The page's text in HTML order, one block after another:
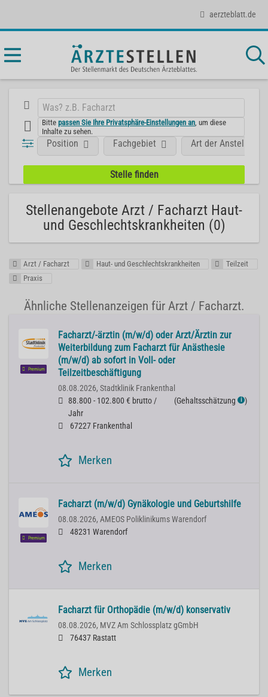
aerzteblatt.de
Bittepassen Sie Ihre Privatsphäre-Einstellungen an , um diese
Inhalte zu sehen.
Position Fachgebiet Art der Anstellung
Stellenangebote Arzt / Facharzt Haut-
und Geschlechtskrankheiten (0)
Arzt / Facharzt Haut- und Geschlechtskrankheiten
Teilzeit
Praxis
Ähnliche Stellenanzeigen für Arzt / Facharzt.
Premium
Facharzt/-ärztin (m/w/d) oder Arzt/Ärztin zur
Weiterbildung zum Facharzt für Anästhesie
(m/w/d) ab sofort in Voll- oder
Teilzeitbeschäftigung
08.08.2026, Stadtklinik Frankenthal
88.800 - 102.800 € brutto /
Jahr
(Gehaltsschätzung ℹ )
67227 Frankenthal
Merken
Premium
Facharzt (m/w/d) Gynäkologie und Geburtshilfe
08.08.2026, AMEOS Poliklinikums Warendorf
48231 Warendorf
Merken
Facharzt für Orthopädie (m/w/d) konservativ
08.08.2026, MVZ Am Schlossplatz gGmbH
76437 Rastatt
Merken